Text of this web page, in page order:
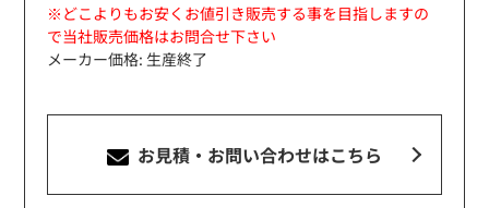
※どこよりもお安くお値引き販売する事を目指しますの
で当社販売価格はお問合せ下さい
メーカー価格: 生産終了
お見積・お問い合わせはこちら